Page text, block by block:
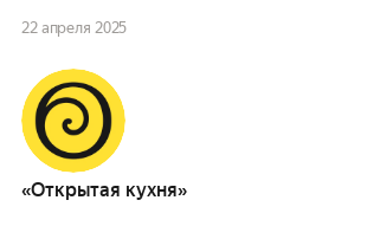
22 апреля 2025
«Открытая кухня»